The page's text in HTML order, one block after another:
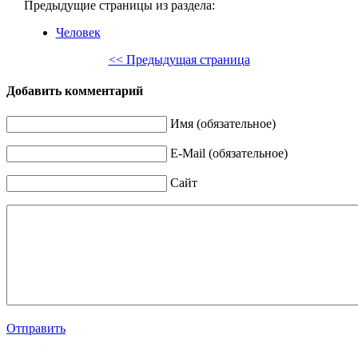
Предыдущие страницы из раздела:
Человек
<< Предыдущая страница
Добавить комментарий
Имя (обязательное)
E-Mail (обязательное)
Сайт
Отправить